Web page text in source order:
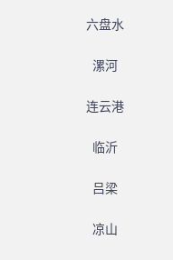
六盘水
漯河
连云港
临沂
吕梁
凉山